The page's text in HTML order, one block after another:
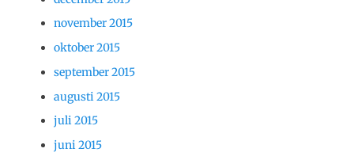
november 2015
oktober 2015
september 2015
augusti 2015
juli 2015
juni 2015